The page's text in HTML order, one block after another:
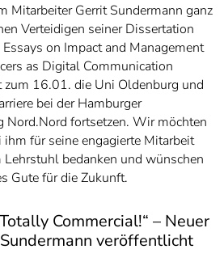
Mitarbeiter Gerrit Sundermann ganz
Verteidigen seiner Dissertation
on Impact and Management
as Digital Communication
16.01. die Uni Oldenburg und
bei der Hamburger
Nord.Nord fortsetzen. Wir möchten
für seine engagierte Mitarbeit
bedanken und wünschen
Gute für die Zukunft.
Commercial!“ – Neuer
veröffentlicht